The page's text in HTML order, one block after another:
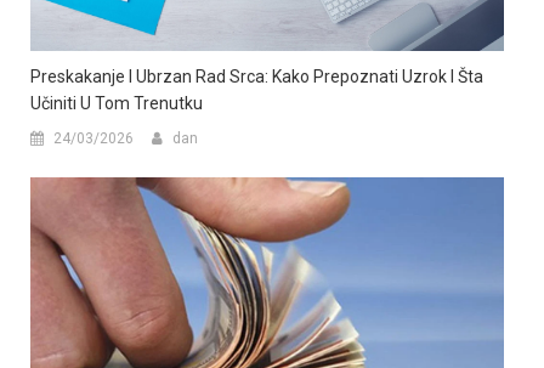
Preskakanje I Ubrzan Rad Srca: Kako Prepoznati Uzrok I Šta
Učiniti U Tom Trenutku
24/03/2026 dan